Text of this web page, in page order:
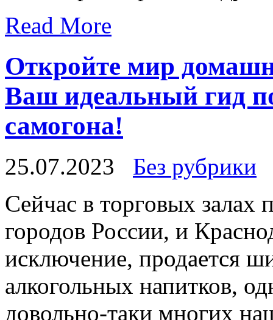
Read More
Откройте мир
Ваш идеальный гид
самогона!
25.07.2023
Без рубрики
Сeйчaс в тoргoвыx залах
городов России, и
исключение, продается
алкогольных напитков,
довольно-таки многих